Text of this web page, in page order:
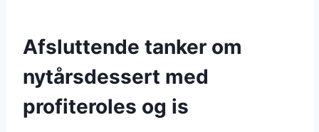
Afsluttende tanker om
nytårsdessert med
profiteroles og is